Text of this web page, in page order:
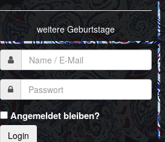
weitere Geburtstage
Angemeldet bleiben?
Login